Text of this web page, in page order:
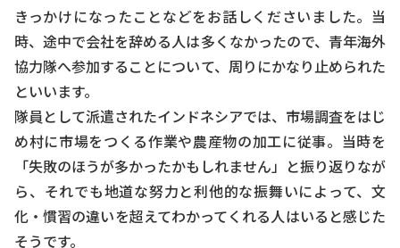
きっかけになったことなどをお話しくださいました。当
時、途中で会社を辞める人は多くなかったので、青年海外
協力隊へ参加することについて、周りにかなり止められた
といいます。
隊員として派遣されたインドネシアでは、市場調査をはじ
め村に市場をつくる作業や農産物の加工に従事。当時を
「失敗のほうが多かったかもしれません」と振り返りなが
ら、それでも地道な努力と利他的な振舞いによって、文
化・慣習の違いを超えてわかってくれる人はいると感じた
そうです。